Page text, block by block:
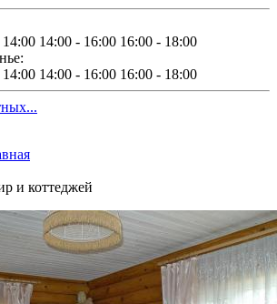
14:00 14:00 - 16:00 16:00 - 18:00
14:00 14:00 - 16:00 16:00 - 18:00
и коттеджей